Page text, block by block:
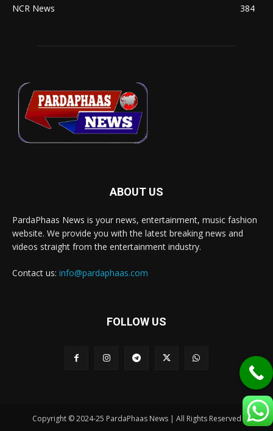
NCR News
384
ABOUT US
PardaPhaas News is your news, entertainment, music fashion
website. We provide you with the latest breaking news and
videos straight from the entertainment industry.
Contact us: info@pardaphaas.com
FOLLOW US
Copyright © 2024-25 PardaPhaas News | All Rights Reserved